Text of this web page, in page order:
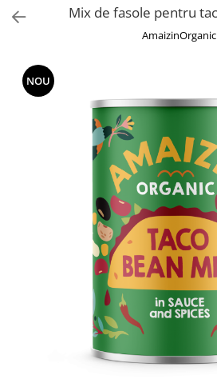
NUCI ȘI SEMINȚE
FRUCTE DESHIDRATATE
FRUCTE LA CONSERVĂ
OȚETURI ȘI SOSURI
FĂINĂ FĂRĂ GLUTEN
BĂUTURI / LAPTE VEGETAL
CREME ȘI PASTE TARTINABILE
CEAIURI GRECEȘTI
CIOCOLATĂ ȘI CACAO
HEALTHY SNACKS
SUPERALIMENTE
Mix de fasole pentru
AmaizinOrganic
NOU